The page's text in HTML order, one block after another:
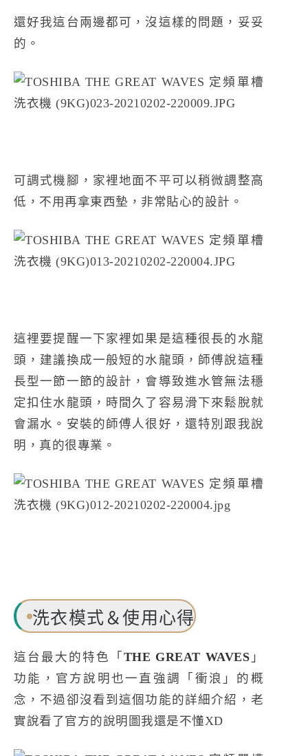
還好我這台兩邊都可，沒這樣的問題，妥妥
的。
可調式機腳，家裡地面不平可以稍微調整高
低，不用再拿東西墊，非常貼心的設計。
這裡要提醒一下家裡如果是這種很長的水龍
頭，建議換成一般短的水龍頭，師傅說這種
長型一節一節的設計，會導致進水管無法穩
定扣住水龍頭，時間久了容易滑下來鬆脫就
會漏水。安裝的師傅人很好，還特別跟我說
明，真的很專業。
洗衣模式＆使用心得
這台最大的特色「 THE GREAT WAVES 」
功能，官方說明也一直強調「衝浪」的概
念，不過卻沒看到這個功能的詳細介紹，老
實說看了官方的說明圖我還是不懂XD